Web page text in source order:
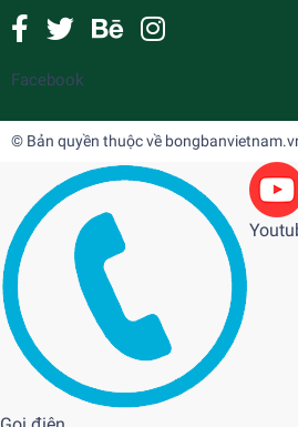
Facebook
© Bản quyền thuộc về